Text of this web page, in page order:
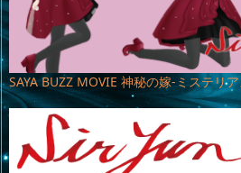
SAYA BUZZ MOVIE 神秘の嫁-ミステリ